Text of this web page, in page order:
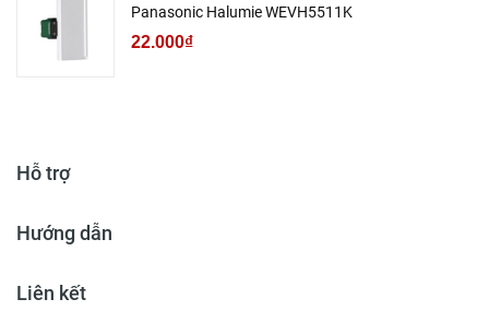
Panasonic Halumie WEVH5511K
22.000₫
Hỗ trợ
Hướng dẫn
Liên kết